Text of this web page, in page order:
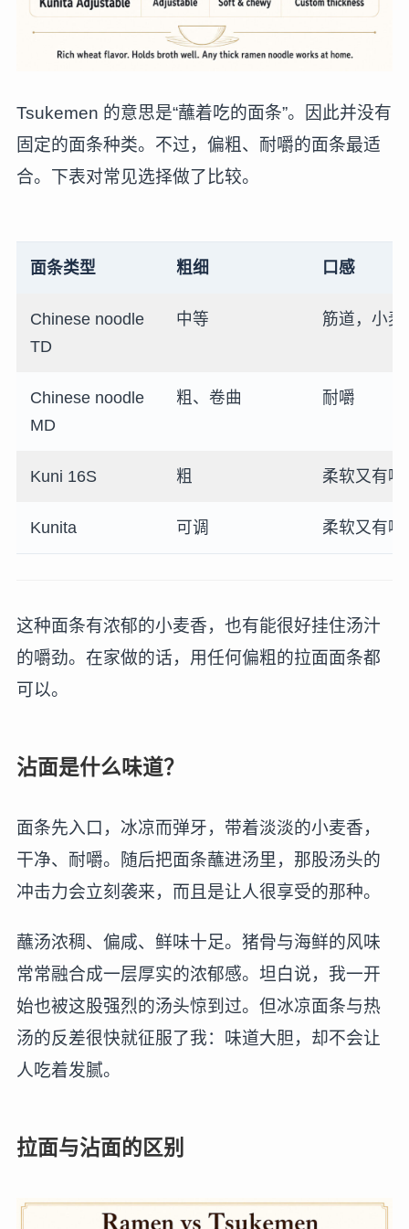
Tsukemen 的意思是“蘸着吃的面条”。因此并没有
固定的面条种类。不过，偏粗、耐嚼的面条最适
合。下表对常见选择做了比较。
面条类型 粗细 口感
Chinese noodle
TD
中等 筋道，小麦
Chinese noodle
MD
粗、卷曲 耐嚼
Kuni 16S 粗 柔软又有嚼
Kunita 可调 柔软又有嚼
这种面条有浓郁的小麦香，也有能很好挂住汤汁
的嚼劲。在家做的话，用任何偏粗的拉面面条都
可以。
沾面是什么味道？
面条先入口，冰凉而弹牙，带着淡淡的小麦香，
干净、耐嚼。随后把面条蘸进汤里，那股汤头的
冲击力会立刻袭来，而且是让人很享受的那种。
蘸汤浓稠、偏咸、鲜味十足。猪骨与海鲜的风味
常常融合成一层厚实的浓郁感。坦白说，我一开
始也被这股强烈的汤头惊到过。但冰凉面条与热
汤的反差很快就征服了我：味道大胆，却不会让
人吃着发腻。
拉面与沾面的区别